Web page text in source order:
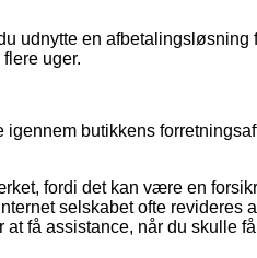
udnytte en afbetalingsløsning
uger.
butikkens
fordi det kan være en
selskabet ofte revideres
få assistance, når du skulle få